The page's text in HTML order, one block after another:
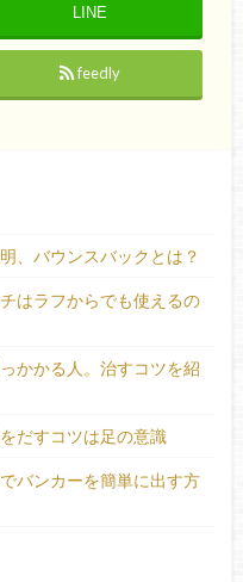
LINE
feedly
、バウンスバックとは？
はラフからでも使えるの
かかる人。治すコツを紹
だすコツは足の意識
バンカーを簡単に出す方